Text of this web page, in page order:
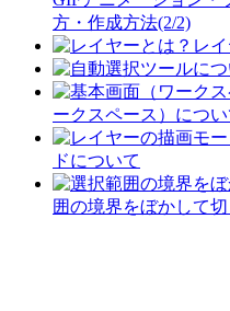
方・作成方法(2/2)
レ
ークスペース）につい
ドについて
囲の境界をぼかして